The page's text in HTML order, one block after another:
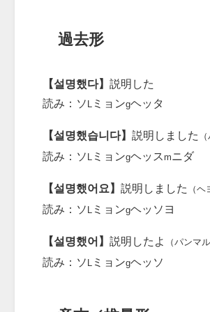
過去形
【설명했다】 説明した
読み：ソ
ミョンgヘッタ
【설명했습니다】 説明しました
読み：ソ ミョンgヘッスmニダ
【설명했어요】 説明しました （ヘ
読み：ソ ミョンgヘッソヨ
【설명했어】 説明したよ （パンマル
読み：ソ ミョンgヘッソ